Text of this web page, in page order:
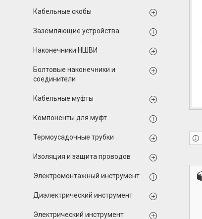
Кабельные скобы
Заземляющие устройства
Наконечники НШВИ
Болтовые наконечники и
соединители
Кабельные муфты
Компоненты для муфт
Термоусадочные трубки
Изоляция и защита проводов
Электромонтажный инструмент
Диэлектрический инструмент
Электрический инструмент